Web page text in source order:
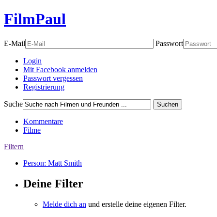
FilmPaul
E-Mail Passwort
Login
Mit Facebook anmelden
Passwort vergessen
Registrierung
Suche Suchen
Kommentare
Filme
Filtern
Person: Matt Smith
Deine Filter
Melde dich an und erstelle deine eigenen Filter.